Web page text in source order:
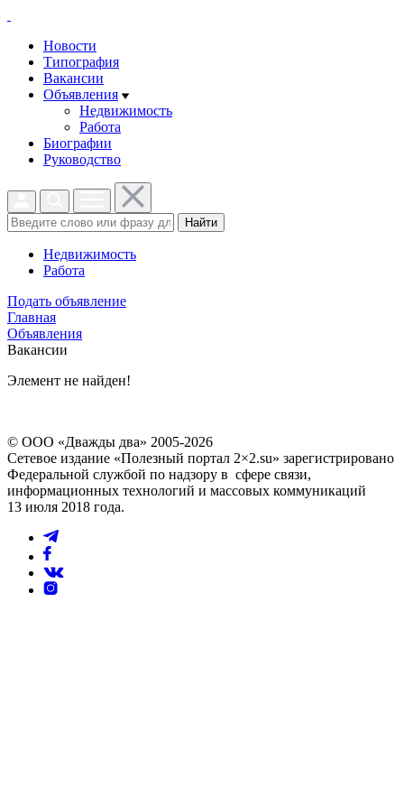
Новости
Типография
Вакансии
Объявления
Недвижимость
Работа
Биографии
Руководство
Найти
Недвижимость
Работа
Подать объявление
Главная
Объявления
Вакансии
Элемент не найден!
© ООО «Дважды два» 2005-2026
Сетевое издание «Полезный портал 2×2.su» зарегистрировано
Федеральной службой по надзору в сфере связи,
информационных технологий и массовых коммуникаций
13 июля 2018 года.